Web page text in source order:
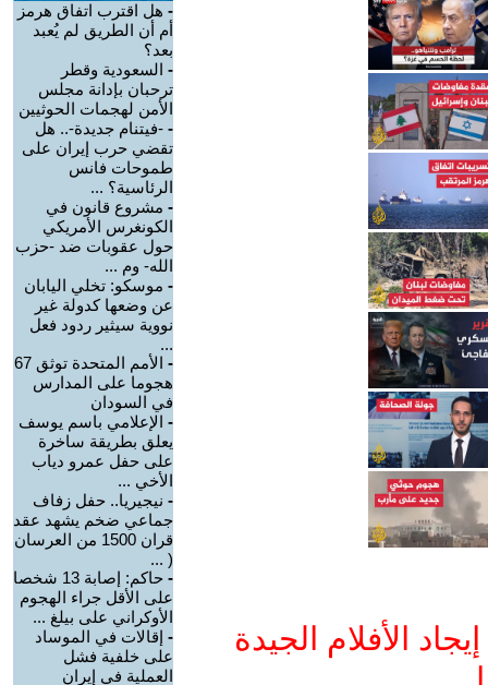
الأفلام الجيدة
- هل اقترب اتفاق هرمز
أم أن الطريق لم يُعبد
بعد؟
- السعودية وقطر
ترحبان بإدانة مجلس
الأمن لهجمات الحوثيين
- -فيتنام جديدة-.. هل
تقضي حرب إيران على
طموحات فانس
الرئاسية؟ ...
- مشروع قانون في
الكونغرس الأمريكي
حول عقوبات ضد -حزب
الله- وم ...
- موسكو: تخلي اليابان
عن وضعها كدولة غير
نووية سيثير ردود فعل
...
-
الأمم المتحدة توثق 67
هجوما على المدارس
في السودان
- الإعلامي باسم يوسف
يعلق بطريقة ساخرة
على حفل عمرو دياب
الأخي ...
- نيجيريا.. حفل زفاف
جماعي ضخم يشهد عقد
قران 1500 من العرسان
( ...
-
حاكم: إصابة 13 شخصا
على الأقل جراء الهجوم
الأوكراني على بيلغ ...
- إقالات في الموساد
على خلفية فشل
العملية في إيران